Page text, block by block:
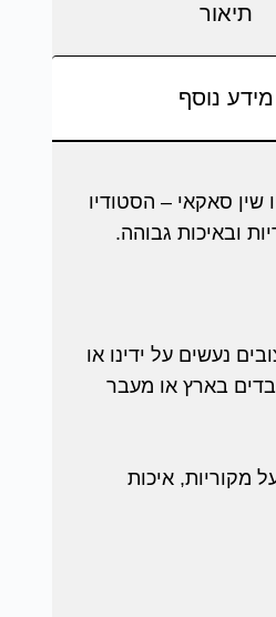
תיאור
מידע נוסף
שין סאקאי – הסטודיו
ובאיכות גבוהה.
נעשים על ידינו או
בארץ או מעבר
מקוריות, איכות